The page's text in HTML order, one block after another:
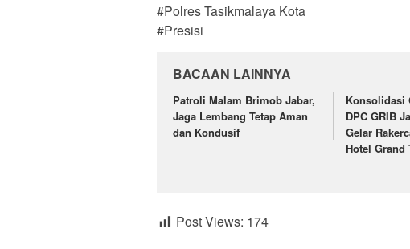
#Polres Tasikmalaya Kota
#Presisi
BACAAN LAINNYA
Patroli Malam Brimob Jabar,
Jaga Lembang Tetap Aman
dan Kondusif
Konsolidasi
DPC GRIB
Gelar
Hotel Grand
Post Views: 174